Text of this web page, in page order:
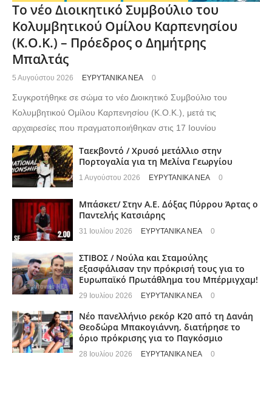
Το νέο Διοικητικό Συμβούλιο του
Κολυμβητικού Ομίλου Καρπενησίου
(Κ.Ο.Κ.) – Πρόεδρος ο Δημήτρης
Μπαλτάς
5 Αυγούστου 2026 ΕΥΡΥΤΑΝΙΚΑ ΝΕΑ 0
Συγκροτήθηκε σε σώμα το νέο Διοικητικό Συμβούλιο του
Κολυμβητικού Ομίλου Καρπενησίου (Κ.Ο.Κ.), μετά τις
αρχαιρεσίες που πραγματοποιήθηκαν στις 17 Ιουνίου
Ταεκβοντό / Χρυσό μετάλλιο στην
Πορτογαλία για τη Μελίνα Γεωργίου
1 Αυγούστου 2026 ΕΥΡΥΤΑΝΙΚΑ ΝΕΑ 0
Μπάσκετ/ Στην Α.Ε. Δόξας Πύρρου Άρτας ο
Παντελής Κατσιάρης
31 Ιουλίου 2026 ΕΥΡΥΤΑΝΙΚΑ ΝΕΑ 0
ΣΤΙΒΟΣ / Νούλα και Σταμούλης
εξασφάλισαν την πρόκρισή τους για το
Ευρωπαϊκό Πρωτάθλημα του Μπέρμιγχαμ!
29 Ιουλίου 2026 ΕΥΡΥΤΑΝΙΚΑ ΝΕΑ 0
Νέο πανελλήνιο ρεκόρ Κ20 από τη Δανάη
Θεοδώρα Μπακογιάννη, διατήρησε το
όριο πρόκρισης για το Παγκόσμιο
28 Ιουλίου 2026 ΕΥΡΥΤΑΝΙΚΑ ΝΕΑ 0